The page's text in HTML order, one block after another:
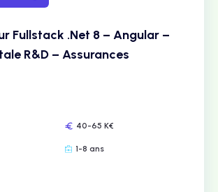
Fullstack .Net 8 – Angular –
R&D – Assurances
40-65 K€
1-8 ans